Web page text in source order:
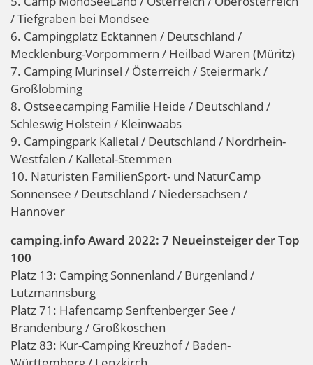
/ Tiefgraben bei Mondsee
6. Campingplatz Ecktannen / Deutschland /
Mecklenburg-Vorpommern / Heilbad Waren (Müritz)
7. Camping Murinsel / Österreich / Steiermark /
Großlobming
8. Ostseecamping Familie Heide / Deutschland /
Schleswig Holstein / Kleinwaabs
9. Campingpark Kalletal / Deutschland / Nordrhein-
Westfalen / Kalletal-Stemmen
10. Naturisten FamilienSport- und NaturCamp
Sonnensee / Deutschland / Niedersachsen /
Hannover
camping.info Award 2022: 7 Neueinsteiger der Top
100
Platz 13: Camping Sonnenland / Burgenland /
Lutzmannsburg
Platz 71: Hafencamp Senftenberger See /
Brandenburg / Großkoschen
Platz 83: Kur-Camping Kreuzhof / Baden-